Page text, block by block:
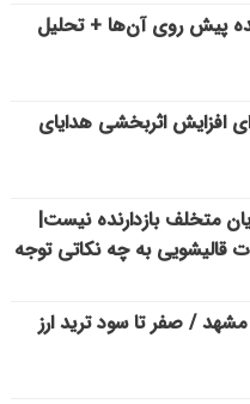
پیش روی آن‌ها + تحلیل
افزایش اثربخشی هدایای
متخلف بازدارنده نیست|
قالیشویی به چه نکاتی توجه
/ صفر تا سود ترید ارز